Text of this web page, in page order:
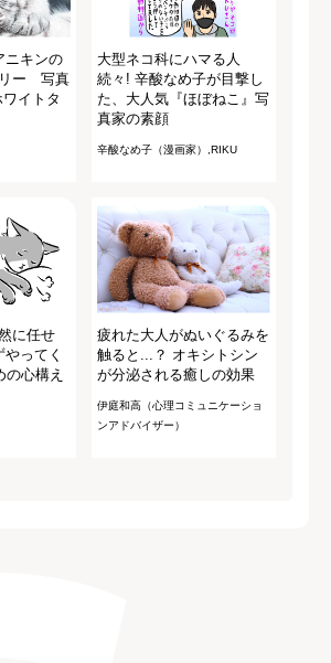
ニキンの
リー 写真
イトタ
大型ネコ科にハマる人
続々! 辛酸なめ子が目撃し
た、大人気『ほぼねこ』写
真家の素顔
辛酸なめ子（漫画家）,RIKU
に任せ
ってく
の心構え
疲れた大人がぬいぐるみを
触ると...？ オキシトシン
が分泌される癒しの効果
伊庭和高（心理コミュニケーショ
ンアドバイザー）